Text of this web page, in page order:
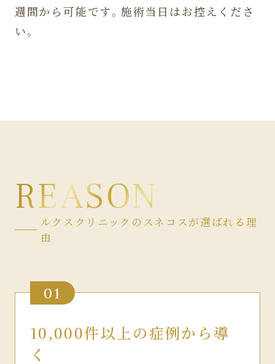
週間から可能です。施術当日はお控えくださ
い。
REASON
ルクスクリニックのスネコスが選ばれる理
由
01
10,000件以上の症例から導
く